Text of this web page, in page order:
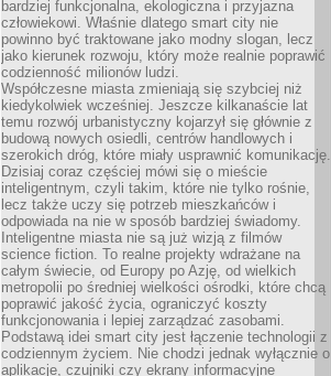
bardziej funkcjonalna, ekologiczna i przyjazna
człowiekowi. Właśnie dlatego smart city nie
powinno być traktowane jako modny slogan, lecz
jako kierunek rozwoju, który może realnie poprawić
codzienność milionów ludzi.
Współczesne miasta zmieniają się szybciej niż
kiedykolwiek wcześniej. Jeszcze kilkanaście lat
temu rozwój urbanistyczny kojarzył się głównie z
budową nowych osiedli, centrów handlowych i
szerokich dróg, które miały usprawnić komunikację.
Dzisiaj coraz częściej mówi się o mieście
inteligentnym, czyli takim, które nie tylko rośnie,
lecz także uczy się potrzeb mieszkańców i
odpowiada na nie w sposób bardziej świadomy.
Inteligentne miasta nie są już wizją z filmów
science fiction. To realne projekty wdrażane na
całym świecie, od Europy po Azję, od wielkich
metropolii po średniej wielkości ośrodki, które chcą
poprawić jakość życia, ograniczyć koszty
funkcjonowania i lepiej zarządzać zasobami.
Podstawą idei smart city jest łączenie technologii z
codziennym życiem. Nie chodzi jednak wyłącznie o
aplikacje, czujniki czy ekrany informacyjne